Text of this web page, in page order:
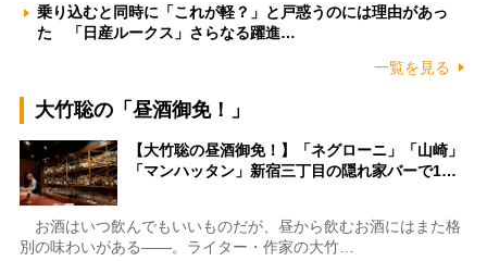
乗り込むと同時に「これが軽？」と戸惑うのには理由があっ
た 「日産ルークス」さらなる躍進…
一覧を見る
大竹聡の「昼酒御免！」
【大竹聡の昼酒御免！】「ネグローニ」「山崎」
「マンハッタン」新宿三丁目の隠れ家バーで1…
お酒はいつ飲んでもいいものだが、昼から飲むお酒にはまた格
別の味わいがある――。ライター・作家の大竹…